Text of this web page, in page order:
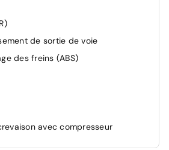
de sortie de voie
des freins (ABS)
électrique
avec compresseur